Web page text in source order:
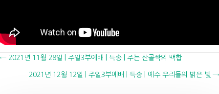
Posts
navigation
← 2021년 11월 28일 | 주일3부예배 | 특송 | 주는 산골짝의 백합
2021년 12월 12일 | 주일3부예배 | 특송 | 예수 우리들의 밝은 빛 →